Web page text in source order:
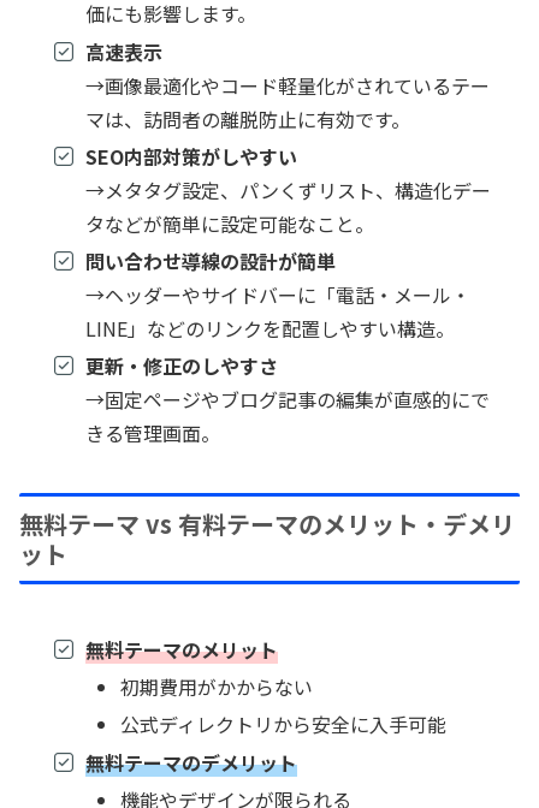
価にも影響します。
高速表示
→画像最適化やコード軽量化がされているテー
マは、訪問者の離脱防止に有効です。
SEO内部対策がしやすい
→メタタグ設定、パンくずリスト、構造化デー
タなどが簡単に設定可能なこと。
問い合わせ導線の設計が簡単
→ヘッダーやサイドバーに「電話・メール・
LINE」などのリンクを配置しやすい構造。
更新・修正のしやすさ
→固定ページやブログ記事の編集が直感的にで
きる管理画面。
無料テーマ vs 有料テーマのメリット・デメリ
ット
無料テーマのメリット
初期費用がかからない
公式ディレクトリから安全に入手可能
無料テーマのデメリット
機能やデザインが限られる